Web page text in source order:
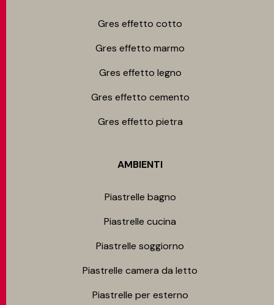
Gres effetto cotto
Gres effetto marmo
Gres effetto legno
Gres effetto cemento
Gres effetto pietra
AMBIENTI
Piastrelle bagno
Piastrelle cucina
Piastrelle soggiorno
Piastrelle camera da letto
Piastrelle per esterno